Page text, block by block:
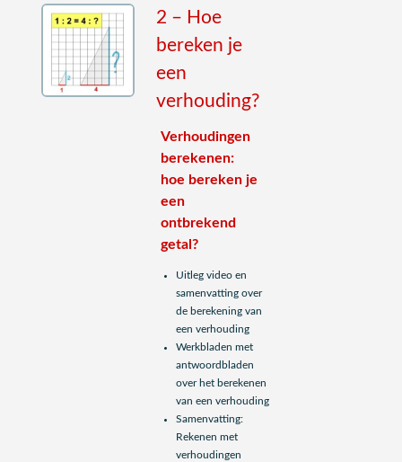
2 – Hoe
bereken je
een
verhouding?
Verhoudingen
berekenen:
hoe bereken je
een
ontbrekend
getal?
Uitleg video en
samenvatting over
de berekening van
een verhouding
Werkbladen met
antwoordbladen
over het berekenen
van een verhouding
Samenvatting:
Rekenen met
verhoudingen